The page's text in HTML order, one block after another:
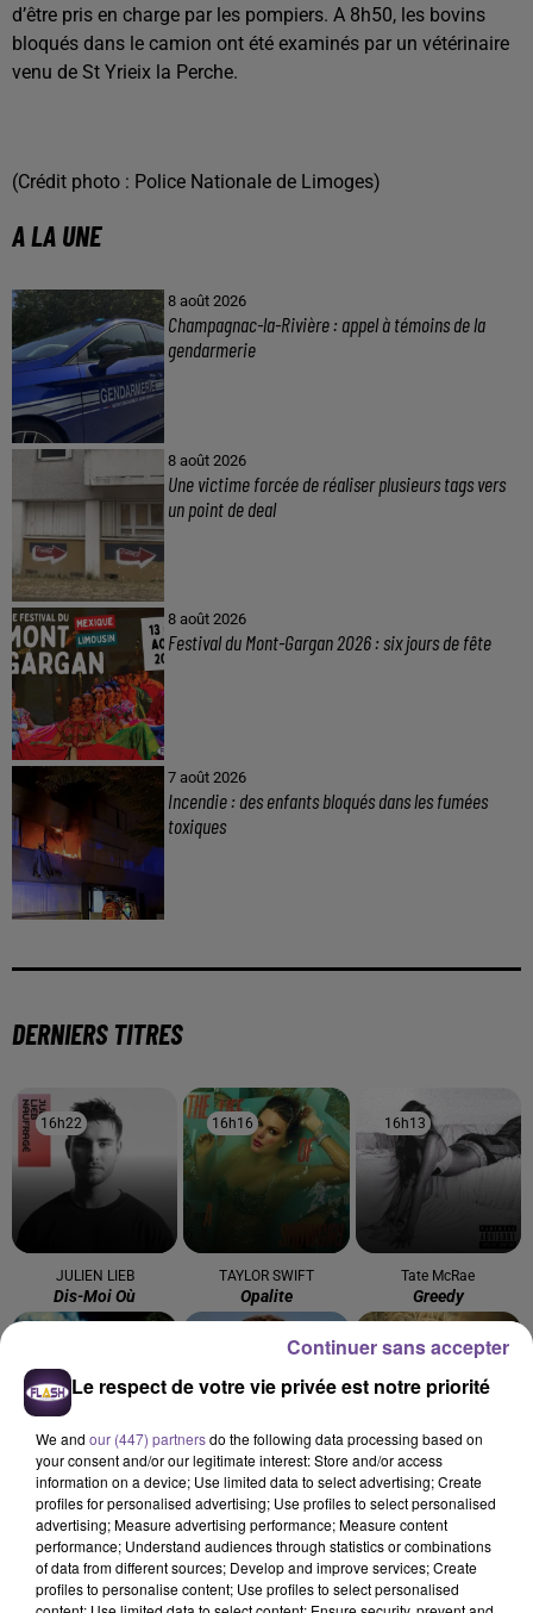
d’être pris en charge par les pompiers. A 8h50, les bovins
bloqués dans le camion ont été examinés par un vétérinaire
venu de St Yrieix la Perche.
(Crédit photo : Police Nationale de Limoges)
A LA UNE
8 août 2026
Champagnac-la-Rivière : appel à témoins de la
gendarmerie
8 août 2026
Une victime forcée de réaliser plusieurs tags vers
un point de deal
8 août 2026
Festival du Mont-Gargan 2026 : six jours de fête
7 août 2026
Incendie : des enfants bloqués dans les fumées
toxiques
DERNIERS TITRES
16h22
16h22
JULIEN LIEB
Dis-Moi Où
16h16
16h16
TAYLOR SWIFT
Opalite
16h13
16h13
Tate McRae
Greedy
TAME IMPALA
Dracula
ELLIOTT
On S'oubliera
16h04
16h04
Ed Sheeran
Bad Habits
Le respect de votre vie privée est notre priorité
We and our (447) partnersdo the following data processing based on
your consent and/or our legitimate interest: Store and/or access
information on a device; Use limited data to select advertising; Create
profiles for personalised advertising; Use profiles to select personalised
advertising; Measure advertising performance; Measure content
performance; Understand audiences through statistics or combinations
of data from different sources; Develop and improve services; Create
profiles to personalise content; Use profiles to select personalised
Continuer sans accepter